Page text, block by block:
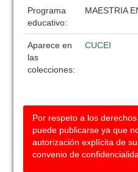
Programa
educativo:
MAESTRIA
Aparece en
las
colecciones:
CUCEI
Por respeto a los
puede publicarse ya que
autorización explícita de
convenio de